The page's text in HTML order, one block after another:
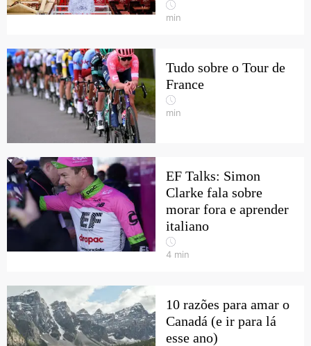
min
Tudo sobre o Tour de
France
min
EF Talks: Simon
Clarke fala sobre
morar fora e aprender
italiano
4 min
10 razões para amar o
Canadá (e ir para lá
esse ano)